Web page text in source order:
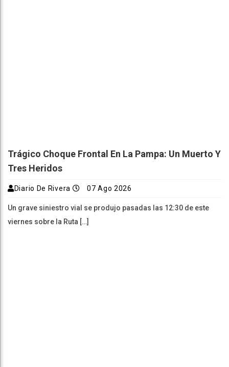
Trágico Choque Frontal En La Pampa: Un Muerto Y
Tres Heridos
Diario De Rivera 07 Ago 2026
Un grave siniestro vial se produjo pasadas las 12:30 de este
viernes sobre la Ruta […]